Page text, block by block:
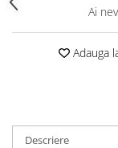
Accesorii Ingrijire
Dus si Baie
Accesorii Baie
Uleiuri, Lotiuni si
Ai
Adauga
Descriere